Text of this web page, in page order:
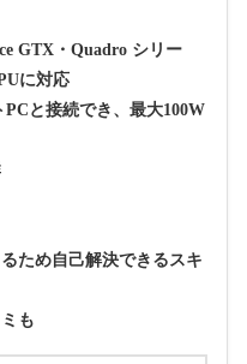
GTX・Quadro シリー
に対応
PCと接続でき、最大100W
ため自己解決できるスキ
も